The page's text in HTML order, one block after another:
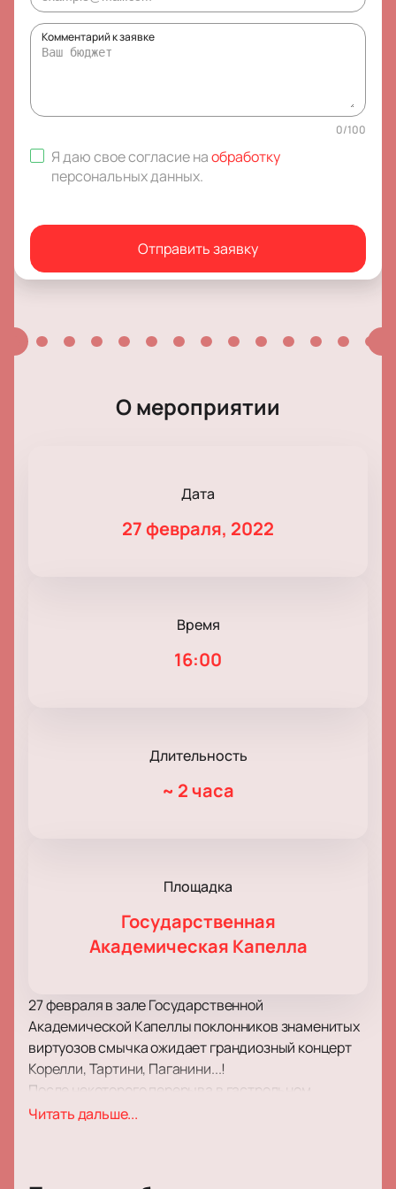
Комментарий к заявке
0/100
Я даю свое согласие наобработку
персональных данных.
Отправить заявку
О мероприятии
Дата
27 февраля, 2022
Время
16:00
Длительность
~ 2 часа
Площадка
Государственная
Академическая Капелла
27 февраля в зале Государственной
Академической Капеллы поклонников знаменитых
виртуозов смычка ожидает грандиозный концерт
Корелли, Тартини, Паганини...!
После некоторого перерыва в гастрольном
графике виртуозы смычка порадует своих фанатов
Читать дальше...